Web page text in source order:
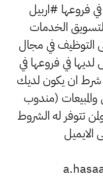
#اربيل
الخدمات
في مجال
في فروعها في
ان يكون لديك
(مندوب
له الشروط